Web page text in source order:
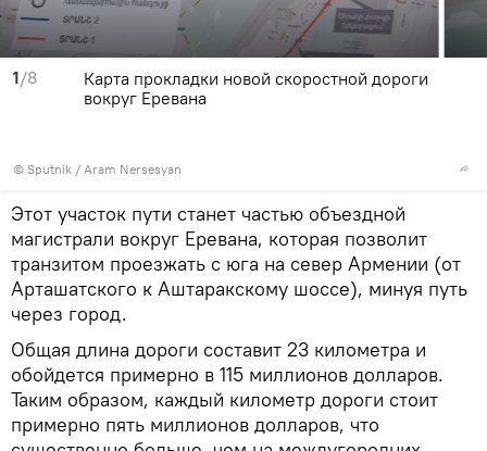
1/8
© Sputnik / Aram Nersesyan
Карта прокладки новой скоростной дороги
вокруг Еревaна
Этот участок пути станет частью объездной
магистрали вокруг Еревана, которая позволит
транзитом проезжать с юга на север Армении (от
Арташатского к Аштаракскому шоссе), минуя путь
через город.
Общая длина дороги составит 23 километра и
обойдется примерно в 115 миллионов долларов.
Таким образом, каждый километр дороги стоит
примерно пять миллионов долларов, что